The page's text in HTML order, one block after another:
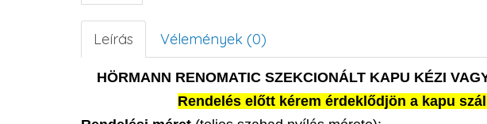
Leírás Vélemények (0)
HÖRMANN RENOMATIC SZEKCIONÁLT KAPU KÉZI
Rendelés előtt kérem érdeklődjön a kapu